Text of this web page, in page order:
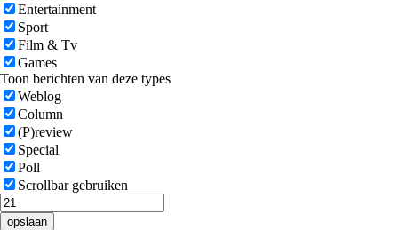
Entertainment
Sport
Film & Tv
Games
Toon berichten van deze types
Weblog
Column
(P)review
Special
Poll
Scrollbar gebruiken
opslaan